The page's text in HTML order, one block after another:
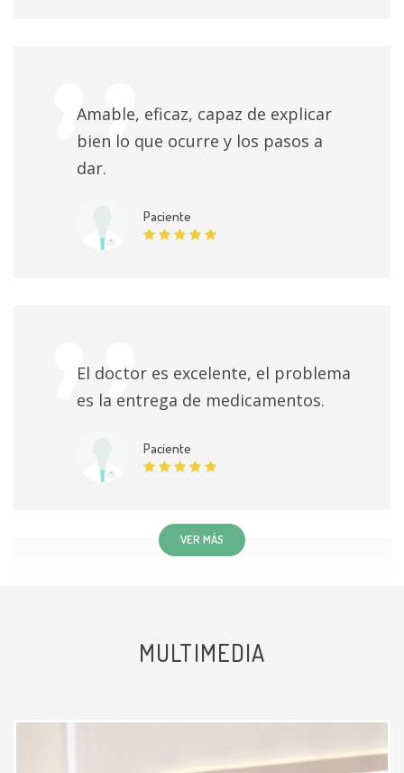
Amable, eficaz, capaz de explicar
bien lo que ocurre y los pasos a
dar.
Paciente
El doctor es excelente, el problema
es la entrega de medicamentos.
Paciente
de la consulta.
VER MÁS
MULTIMEDIA